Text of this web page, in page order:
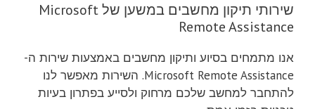
שירותי תיקון מחשבים במשען של Microsoft
Remote Assistance
אנו מתמחים בסיוע ותיקון מחשבים באמצעות שירות ה-
Microsoft Remote Assistance. השירות מאפשר לנו
להתחבר למחשב שלכם מרחוק ולסייע בפתרון בעיות